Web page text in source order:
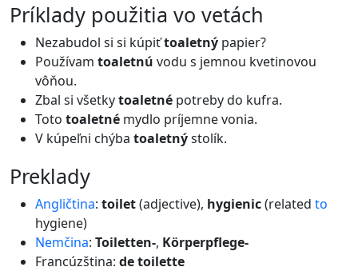
príklady použitia vo vetách
Nezabudol si si kúpiťtoaletný papier?
Používam toaletnú vodu s jemnou kvetinovou
vôňou.
Zbal si všetkytoaletné potreby do kufra.
Toto toaletné mydlo príjemne vonia.
V kúpeľni chýba toaletnýstolík.
preklady
Angličtina: toilet(adjective), hygienic(related to
hygiene)
Nemčina: Toiletten-, Körperpflege-
Francúzština: de toilette